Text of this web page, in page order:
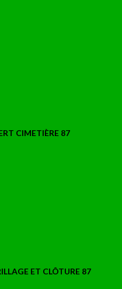
CIMETIÈRE 87
ET CLÔTURE 87